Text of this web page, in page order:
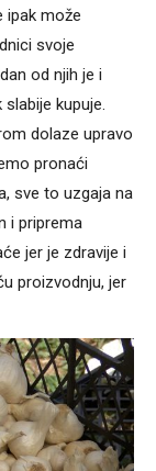
ipak može
svoje
od njih je i
kupuje.
dolaze upravo
pronaći
sve to uzgaja na
i priprema
jer je zdravije i
proizvodnju, jer